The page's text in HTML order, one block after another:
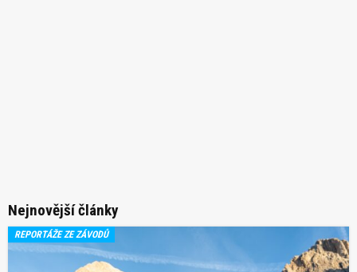
Nejnovější články
REPORTÁŽE ZE ZÁVODŮ